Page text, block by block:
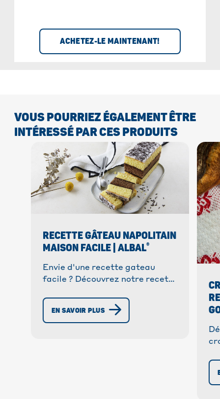
ACHETEZ-LE MAINTENANT!
VOUS POURRIEZ ÉGALEMENT ÊTRE
INTÉRESSÉ PAR CES PRODUITS
RECETTE GÂTEAU NAPOLITAIN
MAISON FACILE | ALBAL®
Envie d'une recette gateau
facile ? Découvrez notre recette
Simple à préparer, coloré et
délicieux. ✓
EN SAVOIR PLUS